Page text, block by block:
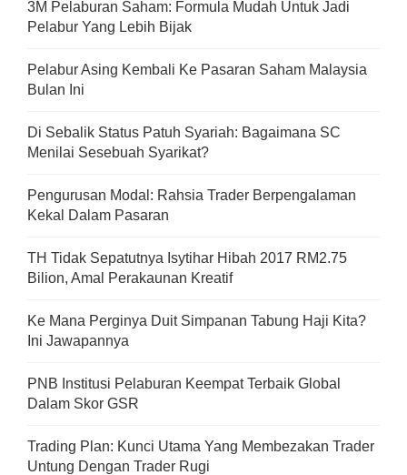
3M Pelaburan Saham: Formula Mudah Untuk Jadi
Pelabur Yang Lebih Bijak
Pelabur Asing Kembali Ke Pasaran Saham Malaysia
Bulan Ini
Di Sebalik Status Patuh Syariah: Bagaimana SC
Menilai Sesebuah Syarikat?
Pengurusan Modal: Rahsia Trader Berpengalaman
Kekal Dalam Pasaran
TH Tidak Sepatutnya Isytihar Hibah 2017 RM2.75
Bilion, Amal Perakaunan Kreatif
Ke Mana Perginya Duit Simpanan Tabung Haji Kita?
Ini Jawapannya
PNB Institusi Pelaburan Keempat Terbaik Global
Dalam Skor GSR
Trading Plan: Kunci Utama Yang Membezakan Trader
Untung Dengan Trader Rugi